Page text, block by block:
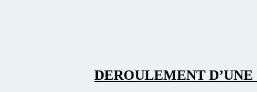
DEROULEMENT D’UNE